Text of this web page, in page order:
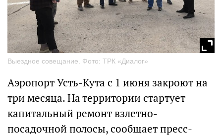
Выездное совещание. Фото: ТРК «Диалог»
Аэропорт Усть-Кута с 1 июня закроют на
три месяца. На территории стартует
капитальный ремонт взлетно-
посадочной полосы, сообщает пресс-